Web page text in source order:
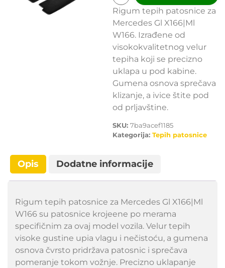
Rigum tepih patosnice za
Mercedes Gl X166|Ml
W166. Izrađene od
visokokvalitetnog velur
tepiha koji se precizno
uklapa u pod kabine.
Gumena osnova sprečava
klizanje, a ivice štite pod
od prljavštine.
SKU: 7ba9acef1185
Kategorija: Tepih patosnice
Opis Dodatne informacije
Rigum tepih patosnice za Mercedes Gl X166|Ml
W166 su patosnice krojeene po merama
specifičnim za ovaj model vozila. Velur tepih
visoke gustine upia vlagu i nečistoću, a gumena
osnova čvrsto pridržava patosnic i sprečava
pomeranje tokom vožnje. Precizno uklapanje